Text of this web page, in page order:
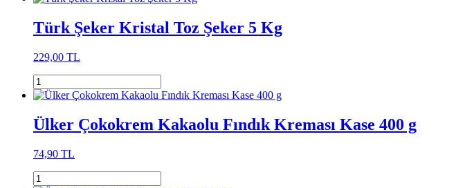
Türk Şeker Kristal Toz Şeker 5 Kg
229,00 TL
Ülker Çokokrem Kakaolu Fındık Kreması Kase 400 g
74,90 TL